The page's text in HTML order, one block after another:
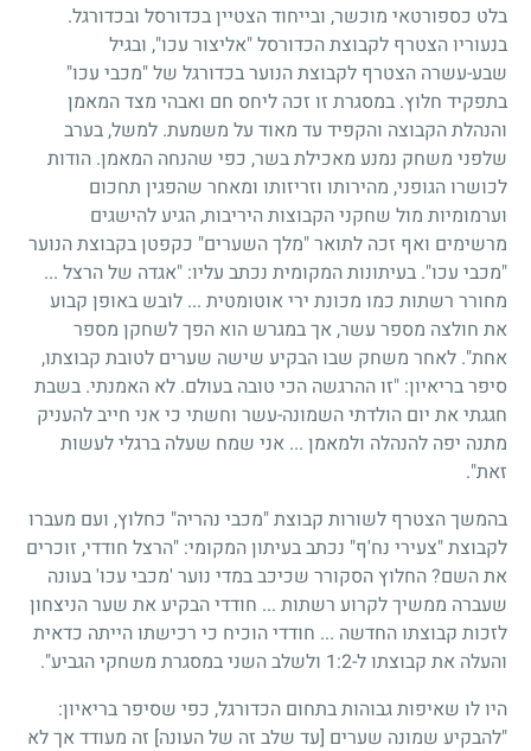
בלט כספורטאי מוכשר, ובייחוד הצטיין בכדורסל ובכדורגל.
בנעוריו הצטרף לקבוצת הכדורסל "אליצור עכו", ובגיל
שבע-עשרה הצטרף לקבוצת הנוער בכדורגל של "מכבי עכו"
בתפקיד חלוץ. במסגרת זו זכה ליחס חם ואבהי מצד המאמן
והנהלת הקבוצה והקפיד עד מאוד על משמעת. למשל, בערב
שלפני משחק נמנע מאכילת בשר, כפי שהנחה המאמן. הודות
לכושרו הגופני, מהירותו וזריזותו ומאחר שהפגין תחכום
וערמומיות מול שחקני הקבוצות היריבות, הגיע להישגים
מרשימים ואף זכה לתואר "מלך השערים" כקפטן בקבוצת הנוער
"מכבי עכו". בעיתונות המקומית נכתב עליו: "אגדה של הרצל ...
מחורר רשתות כמו מכונת ירי אוטומטית ... לובש באופן קבוע
את חולצה מספר עשר, אך במגרש הוא הפך לשחקן מספר
אחת". לאחר משחק שבו הבקיע שישה שערים לטובת קבוצתו,
סיפר בריאיון: "זו ההרגשה הכי טובה בעולם. לא האמנתי. בשבת
חגגתי את יום הולדתי השמונה-עשר וחשתי כי אני חייב להעניק
מתנה יפה להנהלה ולמאמן ... אני שמח שעלה ברגלי לעשות
זאת".
בהמשך הצטרף לשורות קבוצת "מכבי נהריה" כחלוץ, ועם מעברו
לקבוצת "צעירי נח'ף" נכתב בעיתון המקומי: "הרצל חודדי, זוכרים
את השם? החלוץ הסקורר שכיכב במדי נוער 'מכבי עכו' בעונה
שעברה ממשיך לקרוע רשתות ... חודדי הבקיע את שער הניצחון
לזכות קבוצתו החדשה ... חודדי הוכיח כי רכישתו הייתה כדאית
והעלה את קבוצתו ל-1:2 ולשלב השני במסגרת משחקי הגביע".
היו לו שאיפות גבוהות בתחום הכדורגל, כפי שסיפר בריאיון:
"להבקיע שמונה שערים [עד שלב זה של העונה] זה מעודד אך לא